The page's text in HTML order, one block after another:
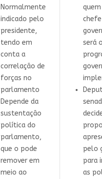
Normalmente
indicado pelo
presidente,
tendo em
conta a
correlação de
forças no
parlamento
Depende da
sustentação
política do
parlamento,
que o pode
remover em
meio ao
será
pelo
para
as